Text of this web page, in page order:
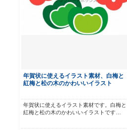
年賀状に使えるイラスト素材、白梅と
紅梅と松の木のかわいいイラスト
年賀状に使えるイラスト素材です。白梅と
紅梅と松の木のかわいいイラストです…